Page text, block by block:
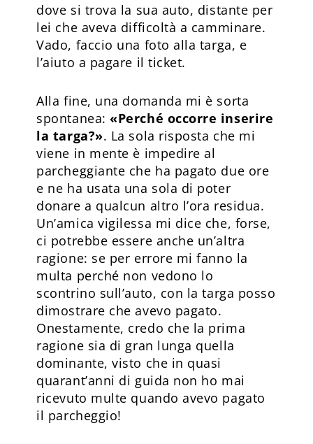
dove si trova la sua auto, distante per
lei che aveva difficoltà a camminare.
Vado, faccio una foto alla targa, e
l’aiuto a pagare il ticket.
Alla fine, una domanda mi è sorta
spontanea: «Perché occorre inserire
la targa?». La sola risposta che mi
viene in mente è impedire al
parcheggiante che ha pagato due ore
e ne ha usata una sola di poter
donare a qualcun altro l’ora residua.
Un’amica vigilessa mi dice che, forse,
ci potrebbe essere anche un’altra
ragione: se per errore mi fanno la
multa perché non vedono lo
scontrino sull’auto, con la targa posso
dimostrare che avevo pagato.
Onestamente, credo che la prima
ragione sia di gran lunga quella
dominante, visto che in quasi
quarant’anni di guida non ho mai
ricevuto multe quando avevo pagato
il parcheggio!